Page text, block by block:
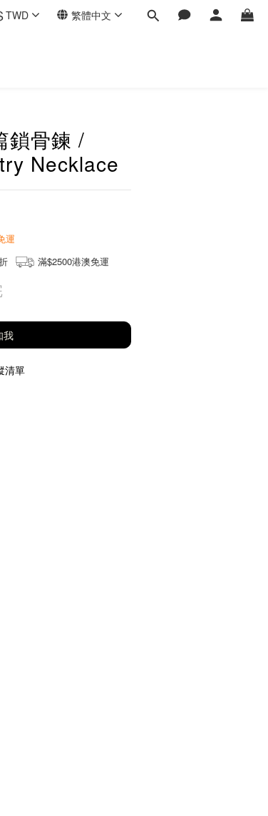
TWD 繁體中文
鎖骨鍊 /
Necklace
運
滿$2500港澳免運
我
清單